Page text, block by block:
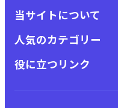
当サイトについて
人気のカテゴリー
役に立つリンク